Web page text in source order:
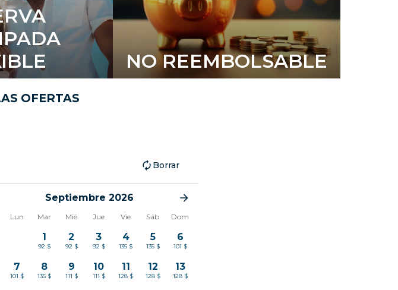
NO REEMBOLSABLE
OFERTAS
Borrar
Septiembre 2026
Lun Mar Mié Jue Vie Sáb Dom
1
92 $
2
92 $
3
92 $
4
135 $
5
135 $
6
101 $
7
101 $
8
135 $
9
111 $
10
111 $
11
128 $
12
128 $
13
128 $